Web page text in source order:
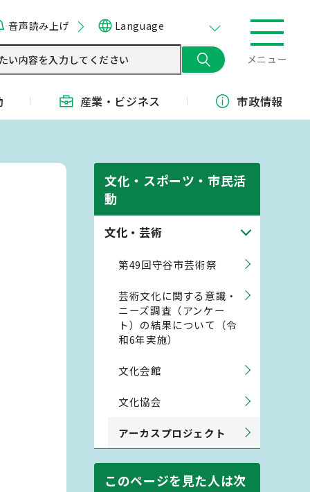
音声読み上げ Language
メニュー
産業・ ビジネス 市政情報
文化・スポーツ・市民活
動
文化・芸術
第49回守谷市芸術祭
芸術文化に関する意識・
ニーズ調査（アンケー
ト）の結果について（令
和6年実施）
文化会館
文化協会
アーカスプロジェクト
このページを見た人は次